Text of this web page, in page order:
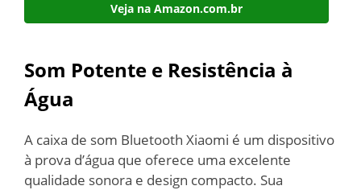
Veja na Amazon.com.br
Som Potente e Resistência à
Água
A caixa de som Bluetooth Xiaomi é um dispositivo
à prova d’água que oferece uma excelente
qualidade sonora e design compacto. Sua